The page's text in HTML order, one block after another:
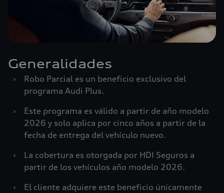
Generalidades
›
Robo Parcial es un beneficio exclusivo del
programa Audi Plus.
›
Este programa es válido a partir de año modelo
2026 y solo aplica por cinco años a partir de la
fecha de entrega del vehículo nuevo.
›
La cobertura es otorgada por HDI Seguros a
partir de los vehículos año modelo 2026.
›
El cliente adquiere este beneficio únicamente